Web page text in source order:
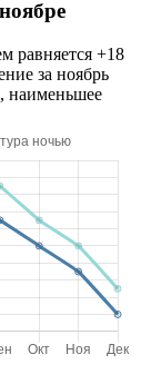
равняется +18
за ноябрь
наименьшее